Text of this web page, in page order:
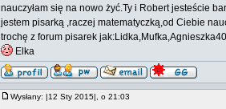
nauczyłam się na nowo żyć.Ty i Robert jesteście
jestem pisarką ,raczej matematyczką,od Ciebie
trochę z forum pisarek
Elka
Wysłany: |12 Sty 2015|, o 21:03